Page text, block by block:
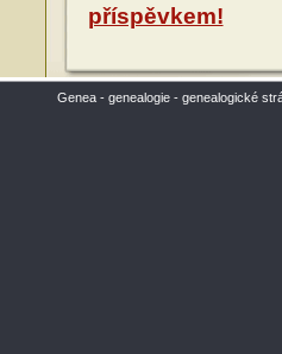
příspěvkem!
Genea - genealogie - genealogické